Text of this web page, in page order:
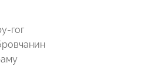
гог